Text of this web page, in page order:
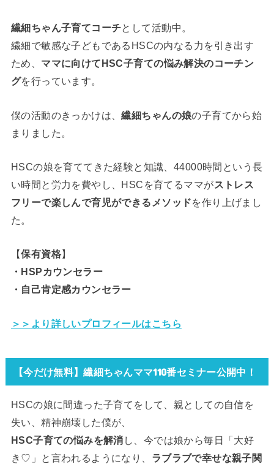
繊細ちゃん子育てコーチとして活動中。
繊細で敏感な子どもであるHSCの内なる力を引き出す
ため、 ママに向けてHSC子育ての悩み解決のコーチン
グを行っています。
僕の活動のきっかけは、繊細ちゃんの娘の子育てから始
まりました 。
HSCの娘を育ててきた経験と知識、44000時間という長
い時間と労力を費やし、HSCを育てるママがストレス
フリーで楽しんで育児ができる メソッドを作り上げまし
た。
【保有資格】
・HSPカウンセラー
・自己肯定感カウンセラー
＞＞ より詳しいプロフィールはこちら
【今だけ無料】繊細ちゃんママ110番セミナー公開中！
HSCの娘に間違った子育てをして、親としての自信を
失い、精神崩壊した僕が、
HSC子育ての悩みを解消 し、今では娘から毎日「大好
き♡」と言われるようになり、 ラブラブで幸せな親子関